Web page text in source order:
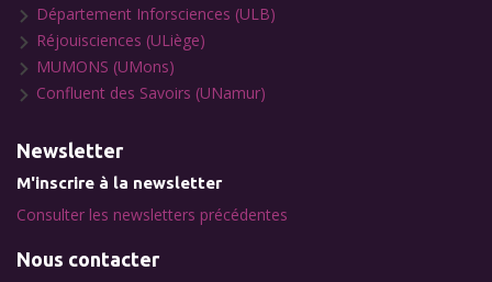
Département Inforsciences (ULB)
Réjouisciences (ULiège)
MUMONS (UMons)
Confluent des Savoirs (UNamur)
Newsletter
M'inscrire à la newsletter
Consulter les newsletters précédentes
Nous contacter